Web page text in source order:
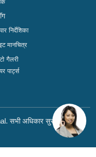
पार्ट्स
निर्देशिका
मानचित्र
गैलरी
सभी अधिकार सुरक्षित